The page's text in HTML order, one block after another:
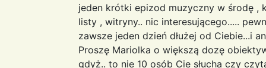
jeden krótki epizod muzyczny w środę ,
listy , witryny.. nic interesującego.....
zawsze jeden dzień dłużej od Ciebie...i
Proszę Mariolka o większą dozę
gdyż.. to nie 10 osób Cie słucha czy